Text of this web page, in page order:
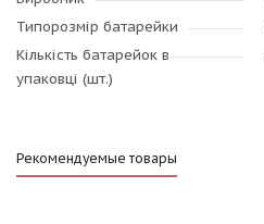
Типорозмір батарейки
Кількість батарейок в
упаковці (шт.)
Рекомендуемые товары